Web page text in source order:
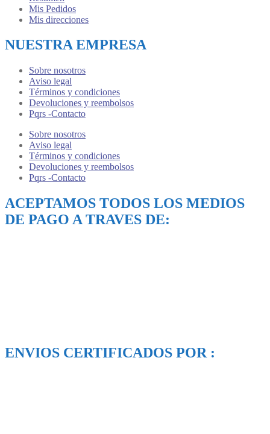
Mis Pedidos
Mis direcciones
NUESTRA EMPRESA
Sobre nosotros
Aviso legal
Términos y condiciones
Devoluciones y reembolsos
Pqrs -Contacto
Sobre nosotros
Aviso legal
Términos y condiciones
Devoluciones y reembolsos
Pqrs -Contacto
ACEPTAMOS TODOS LOS MEDIOS
DE PAGO A TRAVES DE:
ENVIOS CERTIFICADOS POR :